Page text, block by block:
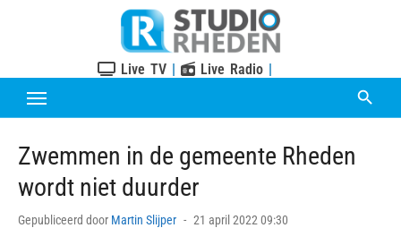
Live TV | Live Radio |
Zwemmen in de gemeente Rheden
wordt niet duurder
Gepubliceerd door Martin Slijper
Posted
21 april 2022 09:30